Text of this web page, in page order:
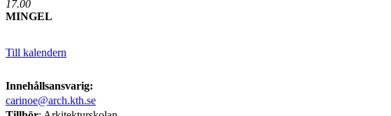
17.00
MINGEL
Till kalendern
Innehållsansvarig:
carinoe@arch.kth.se